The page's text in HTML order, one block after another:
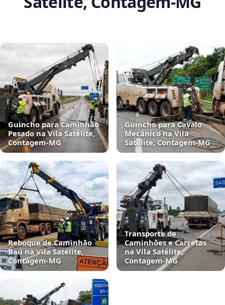
Guincho para Caminhão
Pesado na Vila Satélite,
Contagem‑MG
Guincho para Cavalo
Mecânico na Vila
Satélite, Contagem‑MG
Reboque de Caminhão
Baú na Vila Satélite,
Contagem‑MG
Transporte de
Caminhões e Carretas
na Vila Satélite,
Contagem‑MG